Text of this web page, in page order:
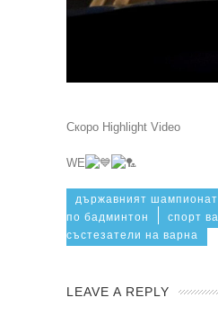
Скоро Highlight Video
WE
държавният шампионат
по бадминтон
спорт
състезатели на варна
LEAVE A REPLY